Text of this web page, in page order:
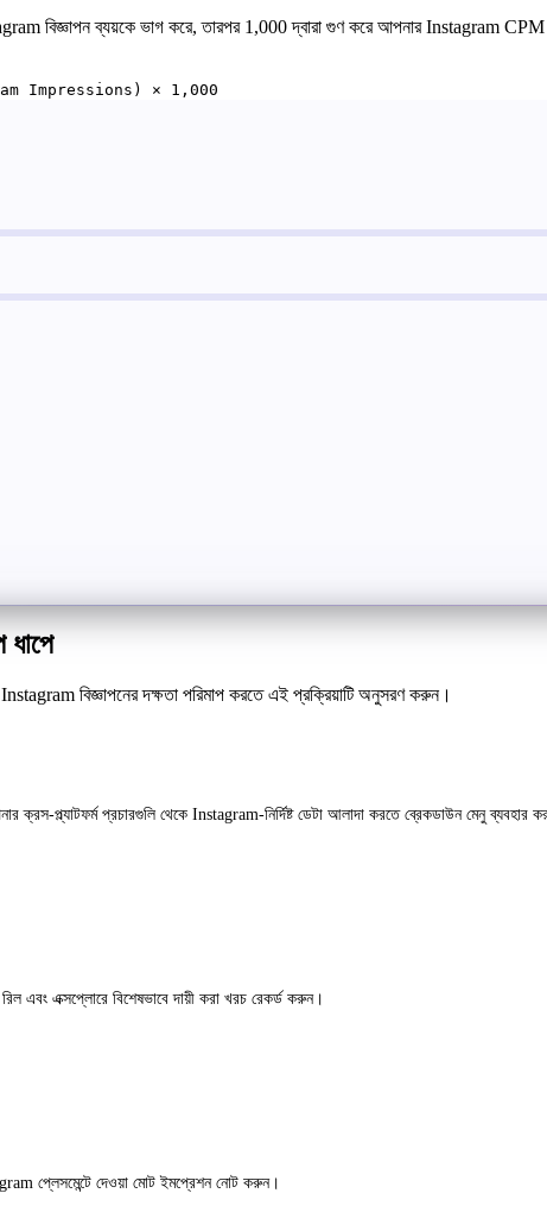
বিজ্ঞাপন ব্যয়কে ভাগ করে, তারপর 1,000 দ্বারা গুণ করে আপনার Instagram
Impressions) × 1,000
ধাপে
বিজ্ঞাপনের দক্ষতা পরিমাপ করতে এই প্রক্রিয়াটি অনুসরণ করুন।
ক্রস-প্ল্যাটফর্ম প্রচারগুলি থেকে Instagram-নির্দিষ্ট ডেটা আলাদা করতে ব্রেকডাউন মেনু ব্যবহার
এবং এক্সপ্লোরে বিশেষভাবে দায়ী করা খরচ রেকর্ড করুন।
প্লেসমেন্টে দেওয়া মোট ইমপ্রেশন নোট করুন।